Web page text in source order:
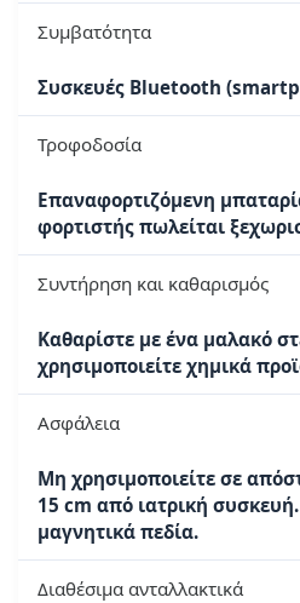
Συμβατότητα
Συσκευές Bluetooth
Τροφοδοσία
Επαναφορτιζόμενη
φορτιστής πωλείται
Συντήρηση και καθαρισμός
Καθαρίστε με ένα μαλακό
χρησιμοποιείτε χημικά
Ασφάλεια
Μη χρησιμοποιείτε σε
15 cm από ιατρική
μαγνητικά πεδία.
Διαθέσιμα ανταλλακτικά